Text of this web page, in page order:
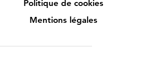
Politique de cookies
Mentions légales